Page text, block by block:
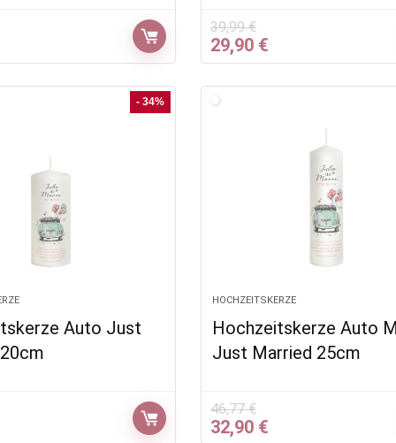
39,99€
Ursprünglicher
Preis
39,99 €
29,90 €Aktueller
Preis
- 34%
Auto Just
HOCHZEITSKERZE
Hochzeitskerze Auto
Just Married 25cm
46,77€
Ursprünglicher
32,90 €Aktueller